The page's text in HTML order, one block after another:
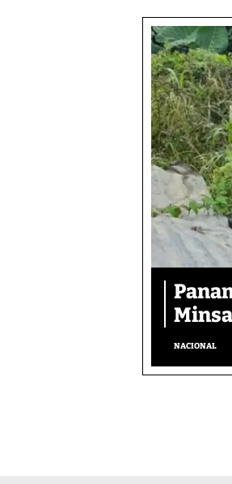
NACIONAL